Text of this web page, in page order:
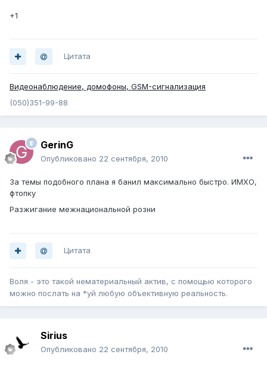
+1
Цитата
Видеонаблюдение, домофоны, GSM-сигнализация
(050)351-99-88
GerinG
Опубликовано 22 сентября, 2010
За темы подобного плана я банил максимально быстро. ИМХО,
фтопку
Разжигание межнациональной розни
Цитата
Воля - это такой нематериальный актив, с помощью которого
можно послать на *уй любую объективную реальность.
Sirius
Опубликовано 22 сентября, 2010